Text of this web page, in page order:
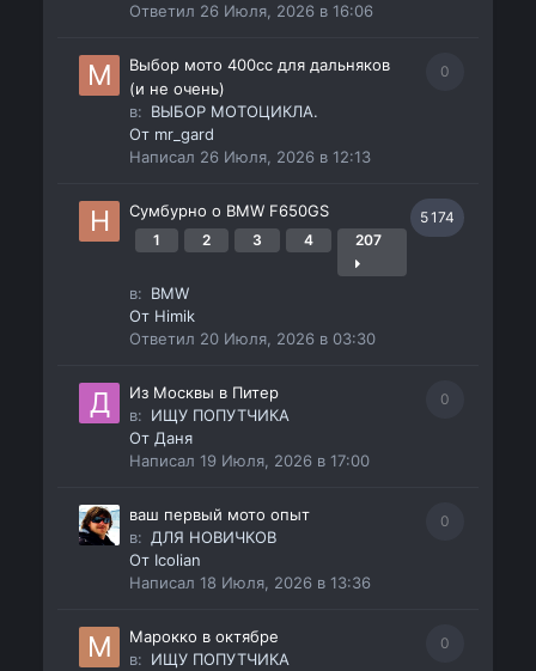
Ответил 26 Июля, 2026 в 16:06
0
Выбор мото 400сс для дальняков
(и не очень)
в: ВЫБОР МОТОЦИКЛА.
От mr_gard
Написал 26 Июля, 2026 в 12:13
5 174
Сумбурно о BMW F650GS
1 2 3 4 207
в: BMW
От Himik
Ответил 20 Июля, 2026 в 03:30
0
Из Москвы в Питер
в: ИЩУ ПОПУТЧИКА
ОтДаня
Написал19 Июля, 2026 в 17:00
0
ваш первый мото опыт
в: ДЛЯ НОВИЧКОВ
От Icolian
Написал18 Июля, 2026 в 13:36
0
Марокко в октябре
в: ИЩУ ПОПУТЧИКА